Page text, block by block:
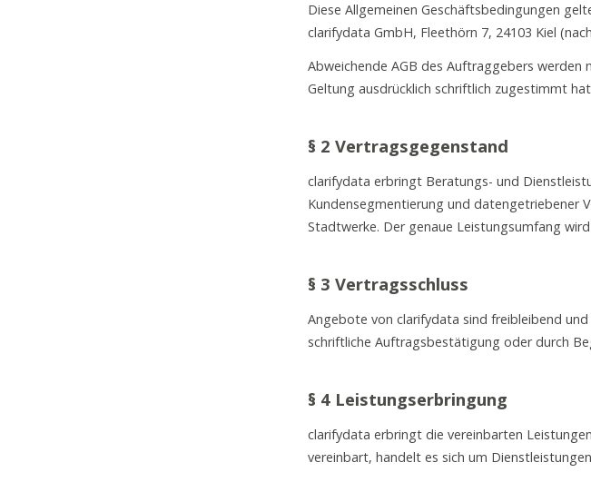
Diese Allgemeinen Geschäftsbedingungen
clarifydata GmbH, Fleethörn 7, 24103 Kiel
Abweichende AGB des Auftraggebers
Geltung ausdrücklich schriftlich zugestimmt
§ 2 Vertragsgegenstand
clarifydata erbringt Beratungs- und
Kundensegmentierung und datengetriebener
Stadtwerke. Der genaue Leistungsumfang
§ 3 Vertragsschluss
Angebote von clarifydata sind freibleibend
schriftliche Auftragsbestätigung oder durch
§ 4 Leistungserbringung
clarifydata erbringt die vereinbarten
vereinbart, handelt es sich um